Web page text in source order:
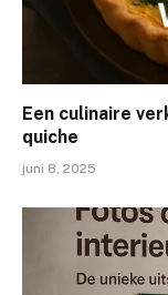
Een culinaire
quiche
juni 8, 2025